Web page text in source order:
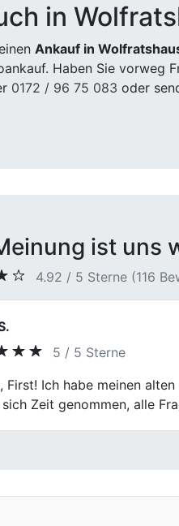
in
Ankauf in
Haben Sie vorweg
0172 / 96 75 083 oder
ist uns
4.92 / 5 Sterne (116
5 / 5 Sterne
Partner! First Car
und professionell.